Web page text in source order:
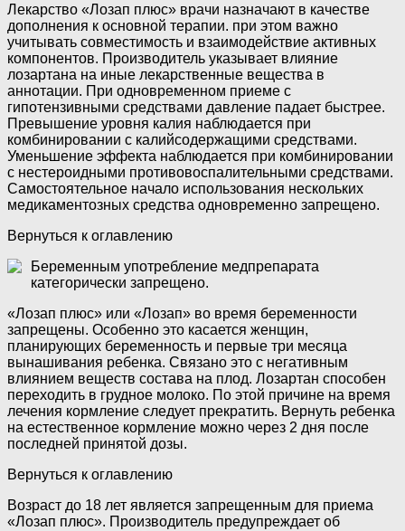
Лекарство «Лозап плюс» врачи назначают в качестве
дополнения к основной терапии. при этом важно
учитывать совместимость и взаимодействие активных
компонентов. Производитель указывает влияние
лозартана на иные лекарственные вещества в
аннотации. При одновременном приеме с
гипотензивными средствами давление падает быстрее.
Превышение уровня калия наблюдается при
комбинировании с калийсодержащими средствами.
Уменьшение эффекта наблюдается при комбинировании
с нестероидными противовоспалительными средствами.
Самостоятельное начало использования нескольких
медикаментозных средства одновременно запрещено.
Вернуться к оглавлению
Беременным употребление медпрепарата
категорически запрещено.
«Лозап плюс» или «Лозап» во время беременности
запрещены. Особенно это касается женщин,
планирующих беременность и первые три месяца
вынашивания ребенка. Связано это с негативным
влиянием веществ состава на плод. Лозартан способен
переходить в грудное молоко. По этой причине на время
лечения кормление следует прекратить. Вернуть ребенка
на естественное кормление можно через 2 дня после
последней принятой дозы.
Вернуться к оглавлению
Возраст до 18 лет является запрещенным для приема
«Лозап плюс». Производитель предупреждает об